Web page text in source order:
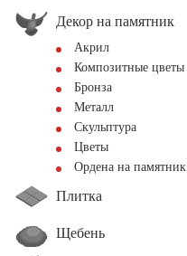
Декор на памятник
Акрил
Композитные цветы
Бронза
Металл
Скульптура
Цветы
Ордена на памятник
Плитка
Щебень